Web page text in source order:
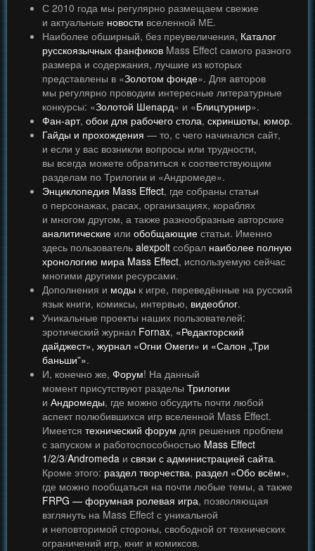
С 2010 года мы регулярно размещаем свежие
и актуальные новости вселенной МЕ.
Наиболее обширный, без преувеличения, Каталог
русскоязычных фанфиков Mass Effect самого разного
размера и содержания, лучшие из которых
представлены в «Золотом фонде». Для авторов
мы регулярно проводим интересные литературные
конкурсы: «Золотой Шепард» и «Блицтурнир».
Фан-арт, обои для рабочего стола, скриншоты, юмор.
Гайды и прохождения — то, с чего начинался сайт,
и если у вас возникли вопросы или трудности,
вы всегда можете обратиться к соответствующим
разделам по Трилогии и «Андромеде».
Энциклопедия Mass Effect, где собраны статьи
о персонажах, расах, организациях, кораблях
и многом другом, а также разнообразные авторские
аналитические или обобщающие статьи. Именно
здесь пользователь alexpolt собрал наиболее полную
хронологию мира Mass Effect, используемую сейчас
многими другими ресурсами.
Дополнения и моды к игре, переведённые на русский
язык книги, комиксы, интервью, видеоблог.
Уникальные проекты наших пользователей:
эротический журнал Fornax, «Редакторский
дайджест», журнал «Огни Омеги» и «Салон „Три
баньши”».
И, конечно же, Форум! На данный
момент присутствуют разделы Трилогии
и Андромеды, где можно обсудить почти любой
аспект полюбившихся игр вселенной Mass Effect.
Имеется технический форум для решения проблем
с запуском и работоспособностью Mass Effect
1/2/3/Andromeda и связи с администрацией сайта.
Кроме этого: раздел творчества, раздел «Обо всём»,
где можно пообщаться на почти любые темы, а также
FRPG — форумная ролевая игра, позволяющая
взглянуть на Mass Effect с уникальной
и неповторимой стороны, свободной от технических
ограничений игр, книг и комиксов.